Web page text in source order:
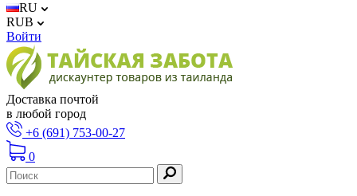
RU
RUB
Войти
Доставка почтой
в любой город
+6 (691) 753-00-27
0